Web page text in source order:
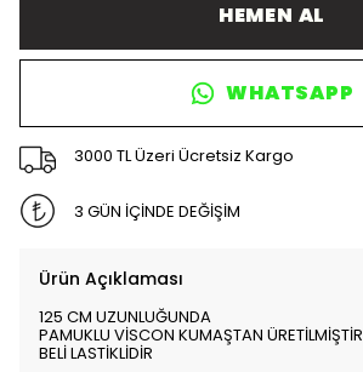
HEMEN AL
WHATSAPP
3000 TL Üzeri Ücretsiz Kargo
3 GÜN İÇİNDE DEĞİŞİM
Ürün Açıklaması
125 CM UZUNLUĞUNDA
PAMUKLU VİSCON KUMAŞTAN ÜRETİLMİŞTİR
BELİ LASTİKLİDİR